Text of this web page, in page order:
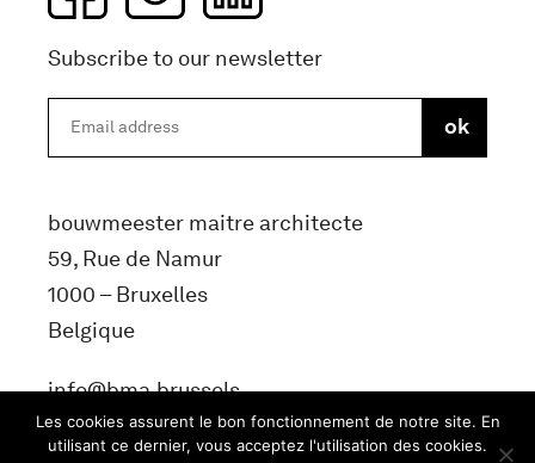
Subscribe to our newsletter
bouwmeester maitre architecte
59, Rue de Namur
1000 – Bruxelles
Belgique
info@bma.brussels
Les cookies assurent le bon fonctionnement de notre site. En
utilisant ce dernier, vous acceptez l'utilisation des cookies.